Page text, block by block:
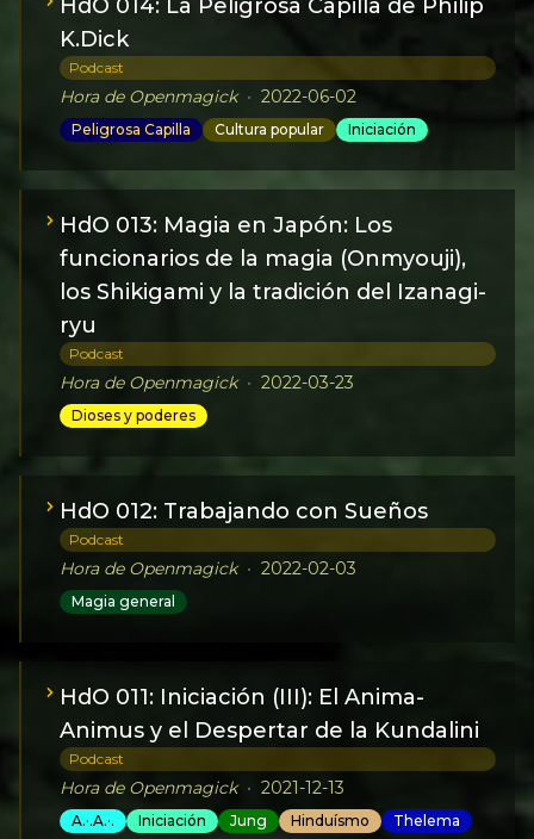
HdO 014: La Peligrosa Capilla de Philip
K.Dick
Podcast
Hora de Openmagick • 2022-06-02
Peligrosa Capilla Cultura popular Iniciación
HdO 013: Magia en Japón: Los
funcionarios de la magia (Onmyouji),
los Shikigami y la tradición del Izanagi-
ryu
Podcast
Hora de Openmagick • 2022-03-23
Dioses y poderes
HdO 012: Trabajando con Sueños
Podcast
Hora de Openmagick • 2022-02-03
Magia general
HdO 011: Iniciación (III): El Anima-
Animus y el Despertar de la Kundalini
Podcast
Hora de Openmagick • 2021-12-13
A.·.A.·. Iniciación Jung Hinduísmo Thelema